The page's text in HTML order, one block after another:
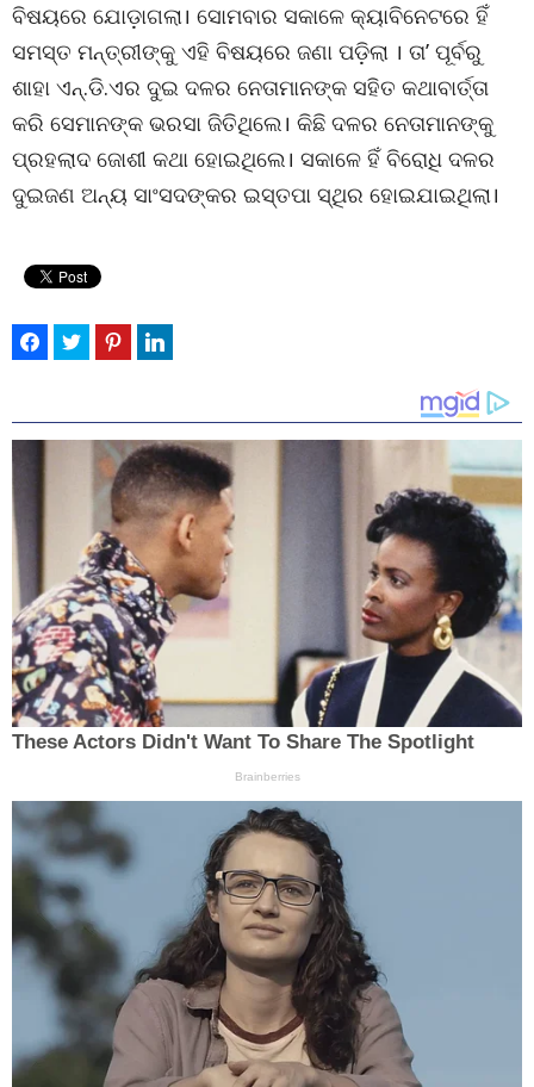
ବିଷୟରେ ଯୋଡ଼ାଗଲା। ସୋମବାର ସକାଳେ କ୍ୟାବିନେଟରେ ହିଁ
ସମସ୍ତ ମନ୍ତ୍ରୀଙ୍କୁ ଏହି ବିଷୟରେ ଜଣା ପଡ଼ିଲା । ତା’ ପୂର୍ବରୁ
ଶାହା ଏନ୍.ଡି.ଏର ଦୁଇ ଦଳର ନେତାମାନଙ୍କ ସହିତ କଥାବାର୍ତ୍ତା
କରି ସେମାନଙ୍କ ଭରସା ଜିତିଥିଲେ। କିଛି ଦଳର ନେତାମାନଙ୍କୁ
ପ୍ରହଲାଦ ଜୋଶୀ କଥା ହୋଇଥିଲେ। ସକାଳେ ହିଁ ବିରୋଧି ଦଳର
ଦୁଇଜଣ ଅନ୍ୟ ସାଂସଦଙ୍କର ଇସ୍ତପା ସ୍ଥିର ହୋଇଯାଇଥିଲା।